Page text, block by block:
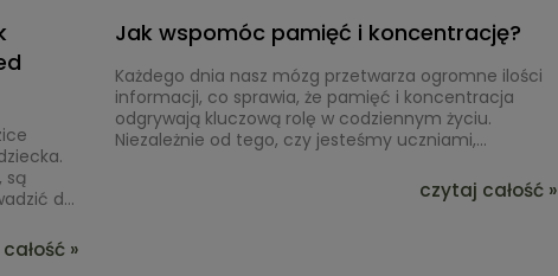
.
są
do
roku
»
Jak wspomóc pamięć i koncentrację?
Każdego dnia nasz mózg przetwarza ogromne ilości
informacji, co sprawia, że pamięć i koncentracja
odgrywają kluczową rolę w codziennym życiu.
Niezależnie od tego, czy jesteśmy uczniami,
starszymi, zdolność do skutecznego zapamiętywania
i koncentracji ma znaczący wpływ na naszą
czytaj całość »